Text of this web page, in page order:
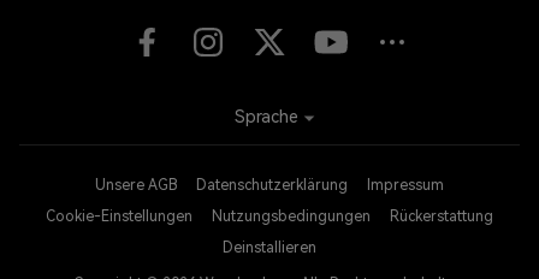
Unsere AGB Datenschutzerklärung
Impressum
Cookie-Einstellungen
Nutzungsbedingungen
Rückerstattung
Deinstallieren
Sprache